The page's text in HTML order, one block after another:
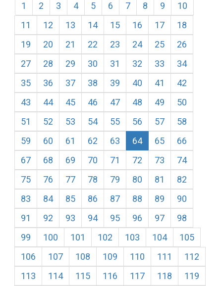
1 2 3 4 5 6 7 8 9
10
11
12 13 14 15 16 17
18
19
20 21 22 23 24 25
26
27
28 29 30 31 32 33
34
35
36 37 38 39 40 41
42
43
44 45 46 47 48 49
50
51
52 53 54 55 56 57
58
59
60 61 62 63 64 65
66
67
68 69 70 71 72 73
74
75
76 77 78 79 80 81
82
83
84 85 86 87 88 89
90
91
92 93 94 95 96 97
98
99
100 101 102 103 104
105
106
107 108 109 110 111
112
113
114 115 116 117 118
119